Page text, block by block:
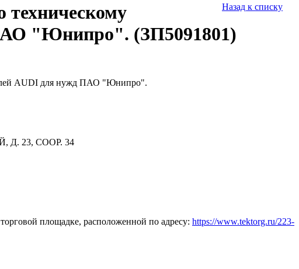
Назад к списку
техническому
"Юнипро". (ЗП5091801)
AUDI для нужд ПАО "Юнипро".
Д. 23, СООР. 34
площадке, расположенной по адресу: https://www.tektorg.ru/223-